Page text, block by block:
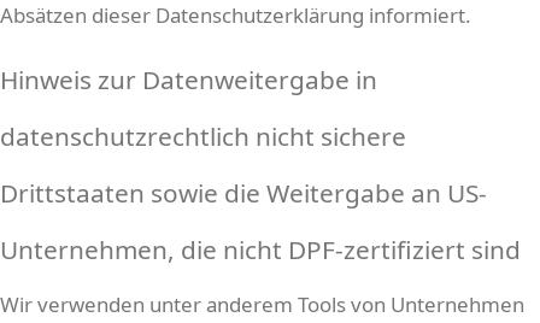
Absätzen dieser Datenschutzerklärung informiert.
Hinweis zur Datenweitergabe in
datenschutzrechtlich nicht sichere
Drittstaaten sowie die Weitergabe an US-
Unternehmen, die nicht DPF-zertifiziert sind
Wir verwenden unter anderem Tools von Unternehmen